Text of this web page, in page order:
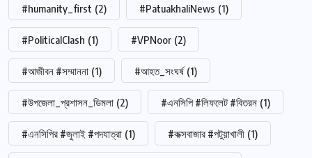
#humanity_first (2) #PatuakhaliNews (1)
#PoliticalClash (1) #VPNoor (2)
#আজীবন #সম্মাননা (1) #আহত_সংঘর্ষ (1)
#উপজেলা_প্রশাসন_ডিমলা (2) #এনসিপি #লিফলেট #বিতরন (1)
#এনসিপির #জুলাই #পদযাত্রা (1) #কক্সবাজার #পটুয়াখালী (1)